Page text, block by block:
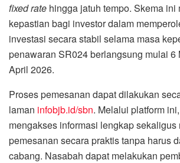
fixed rate hingga jatuh tempo. Skema ini
kepastian bagi investor dalam
investasi secara stabil selama masa
penawaran SR024 berlangsung mulai 6
April 2026.
Proses pemesanan dapat dilakukan
laman infobjb.id/sbn. Melalui platform
mengakses informasi lengkap sekaligus
pemesanan secara praktis tanpa harus
cabang. Nasabah dapat melakukan